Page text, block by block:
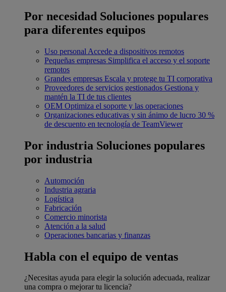
Por necesidad Soluciones populares
para diferentes equipos
Uso personal Accede a dispositivos remotos
Pequeñas empresas Simplifica el acceso y el soporte
remotos
Grandes empresas Escala y protege tu TI corporativa
Proveedores de servicios gestionados Gestiona y
mantén la TI de tus clientes
OEM Optimiza el soporte y las operaciones
Organizaciones educativas y sin ánimo de lucro 30 %
de descuento en tecnología de TeamViewer
Por industria Soluciones populares
por industria
Automoción
Industria agraria
Logística
Fabricación
Comercio minorista
Atención a la salud
Operaciones bancarias y finanzas
Habla con el equipo de ventas
¿Necesitas ayuda para elegir la solución adecuada, realizar
una compra o mejorar tu licencia?